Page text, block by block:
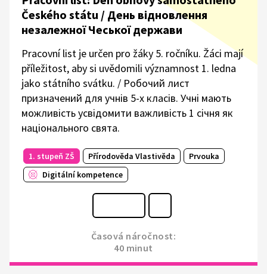
Českého státu / День відновлення
незалежної Чеської держави
Pracovní list je určen pro žáky 5. ročníku. Žáci mají
příležitost, aby si uvědomili významnost 1. ledna
jako státního svátku. / Робочий лист
призначений для учнів 5-х класів. Учні мають
можливість усвідомити важливість 1 січня як
національного свята.
1. stupeň ZŠ Přírodověda Vlastivěda
Prvouka
Digitální kompetence
Časová náročnost:
40 minut